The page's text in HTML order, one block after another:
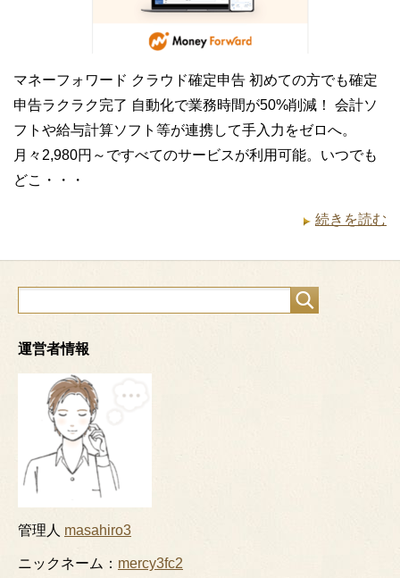
マネーフォワード クラウド確定申告 初めての方でも確定
申告ラクラク完了 自動化で業務時間が50%削減！ 会計ソ
フトや給与計算ソフト等が連携して手入力をゼロへ。
月々2,980円～ですべてのサービスが利用可能。いつでも
どこ・・・
続きを読む
運営者情報
管理人 masahiro3
ニックネーム： mercy3fc2